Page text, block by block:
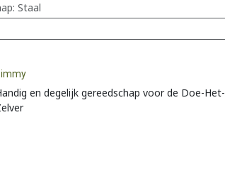
: Staal
en degelijk gereedschap voor de Doe-Het-